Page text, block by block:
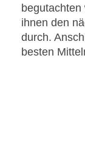
ihnen den
durch.
besten